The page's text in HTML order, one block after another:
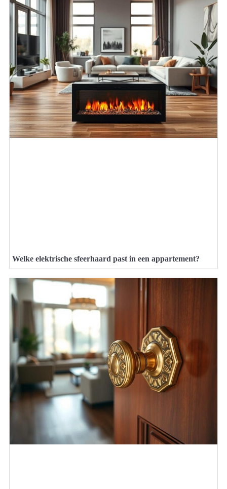
Welke elektrische sfeerhaard past in een appartement?